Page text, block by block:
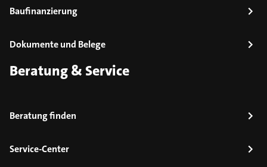
Baufinanzierung
Dokumente und Belege
Beratung & Service
Beratung finden
Service-Center